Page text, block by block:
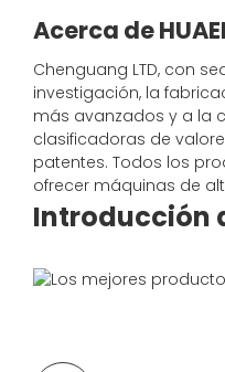
Acerca de
Chenguang LTD, con
investigación, la
más avanzados y a la
clasificadoras de
patentes. Todos los
ofrecer máquinas de
Introducción